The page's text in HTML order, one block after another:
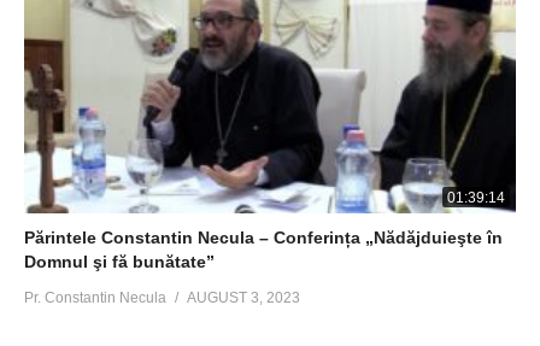
01:39:14
Părintele Constantin Necula – Conferința „Nădăjduieşte în
Domnul şi fă bunătate”
Pr. Constantin Necula AUGUST 3, 2023